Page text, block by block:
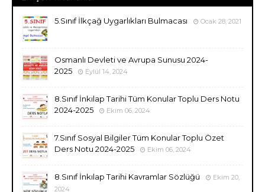
5.Sınıf İlkçağ Uygarlıkları Bulmacası Ocak 28, 2021
Osmanlı Devleti ve Avrupa Sunusu 2024-
2025
Eylül 14, 2024
8.Sınıf İnkılap Tarihi Tüm Konular Toplu Ders Notu
2024-2025
Ekim 06, 2024
7.Sınıf Sosyal Bilgiler Tüm Konular Toplu Özet
Ders Notu 2024-2025
Ekim 06, 2024
8.Sınıf İnkılap Tarihi Kavramlar Sözlüğü
Ekim 20,
2024